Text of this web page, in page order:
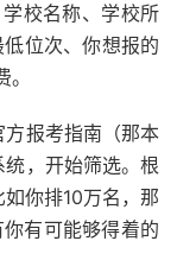
校名称、学校所
位次、你想报的
报考指南（那本
，开始筛选。根
你排10万名，那
有可能够得着的